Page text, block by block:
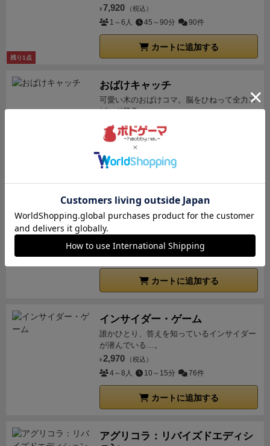
残り1点
¥ 7,920 （税込）
1～6人 45～90分 90件
カートに追加する
おばけキャッチ
可愛い木のおばけコマ。脳をひねって全力ス
ピード勝負。
2,500 （税込）
2～8人 20分
カートに追加する
コードネーム
極秘任務：スパイマスターのヒントを手掛か
りに、敵対組織より先に味方の...
¥ 3,300 （税込）
2～8人 15分 80件
カートに追加する
インサイダー・ゲーム
誰かひとり、答えを知っているインサイダー
が潜んでいる…。
¥ 2,970 （税込）
4～8人 10～15分 76件
カートに追加する
アグリコラ：リバイズドエディシ